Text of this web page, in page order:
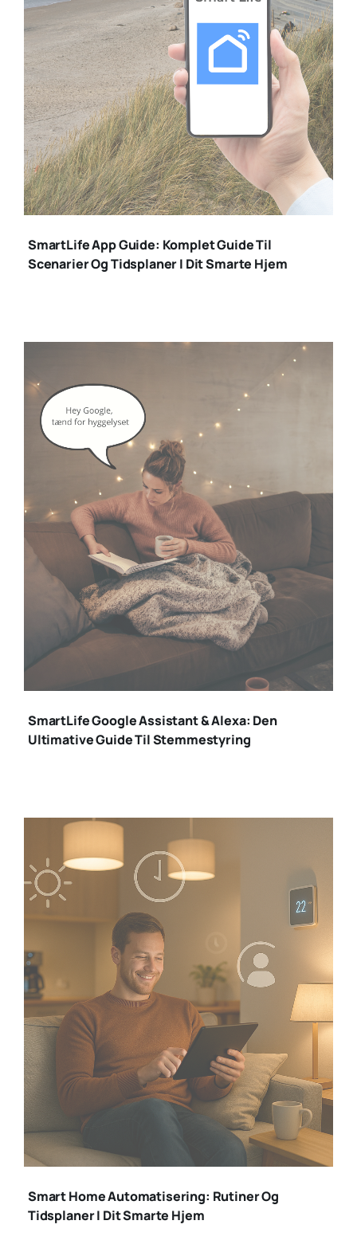
smartlife app
SmartLife App Guide: Komplet Guide Til
Scenarier Og Tidsplaner I Dit Smarte Hjem
google assistant
smartlife
SmartLife Google Assistant & Alexa: Den
Ultimative Guide Til Stemmestyring
smart home
automatisering
Smart Home Automatisering: Rutiner Og
Tidsplaner I Dit Smarte Hjem